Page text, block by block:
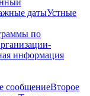
датыУстные
по
информация
сообщениеВторое